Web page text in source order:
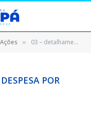
» 03 – detalhamento da despesa por progrma e pa março
POR